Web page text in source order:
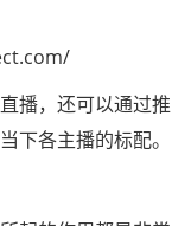
播，还可以通过推
下各主播的标配。